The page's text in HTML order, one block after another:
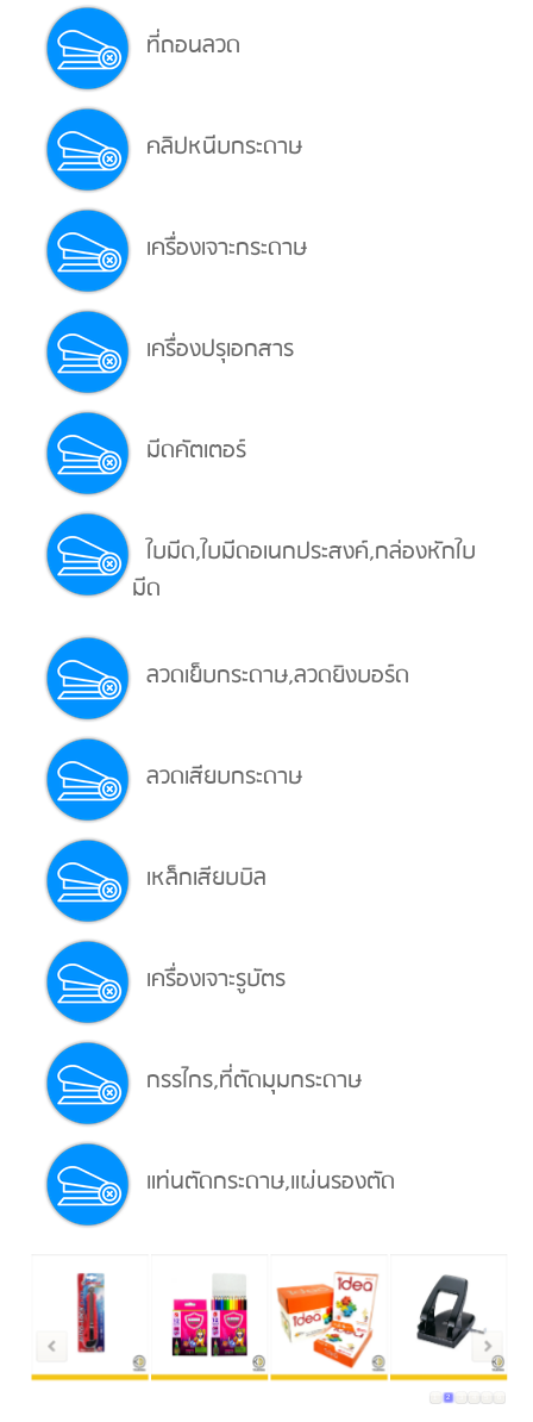
ที่ถอนลวด
คลิปหนีบกระดาษ
เครื่องเจาะกระดาษ
เครื่องปรุเอกสาร
มีดคัตเตอร์
ใบมีด,ใบมีดอเนกประสงค์,กล่องหักใบ
มีด
ลวดเย็บกระดาษ,ลวดยิงบอร์ด
ลวดเสียบกระดาษ
เหล็กเสียบบิล
เครื่องเจาะรูบัตร
กรรไกร,ที่ตัดมุมกระดาษ
แท่นตัดกระดาษ,แผ่นรองตัด
2